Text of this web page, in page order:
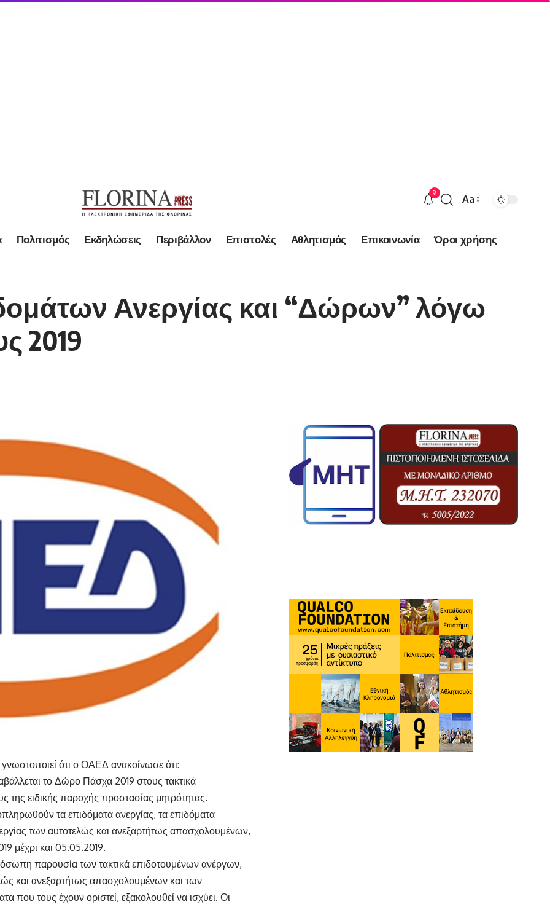
9
Font
Aa
Πολιτισμός Εκδηλώσεις Περιβάλλον Επιστολές Αθλητισμός Επικοινωνία Όροι χρήσης
Ανεργίας και “Δώρων” λόγω
2019
ότι ο ΟΑΕΔ ανακοίνωσε ότι:
το Δώρο Πάσχα 2019 στους τακτικά
της ειδικής παροχής προστασίας μητρότητας.
τα επιδόματα ανεργίας, τα επιδόματα
των αυτοτελώς και ανεξαρτήτως απασχολουμένων,
μέχρι και 05.05.2019.
παρουσία των τακτικά επιδοτουμένων ανέργων,
και ανεξαρτήτως απασχολουμένων και των
που τους έχουν οριστεί, εξακολουθεί να ισχύει. Οι